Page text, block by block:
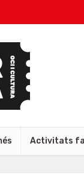
Activitats